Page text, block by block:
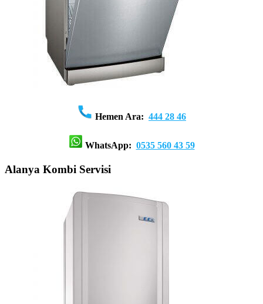
Hemen Ara: 444 28 46
WhatsApp: 0535 560 43 59
Alanya Kombi Servisi